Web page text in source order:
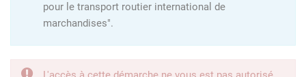
pour le transport routier international de
marchandises".